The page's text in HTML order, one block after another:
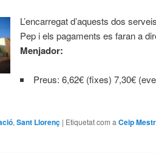
L’encarregat d’aquests dos
Pep i els pagaments es faran a
Menjador:
Preus: 6,62€ (fixes) 7,30€
,Sant Llorenç | Etiquetat com a Ceip